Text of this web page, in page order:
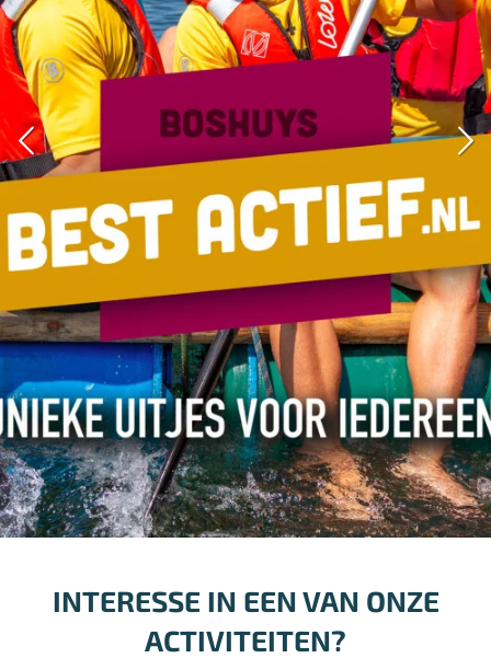
INTERESSE IN EEN VAN ONZE
ACTIVITEITEN?